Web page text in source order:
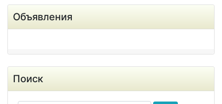
Объявления
Поиск